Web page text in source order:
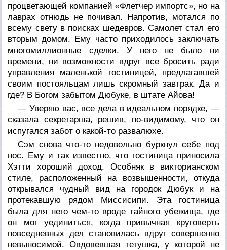
процветающей компанией «Флетчер импортс», но на
лаврах отнюдь не почивал. Напротив, мотался по
всему свету в поисках шедевров. Самолет стал его
вторым домом. Ему часто приходилось заключать
многомиллионные сделки. У него не было ни
времени, ни возможности вдруг все бросить ради
управления маленькой гостиницей, предлагавшей
своим постояльцам лишь скромный завтрак. Да и
где? В Богом забытом Дюбуке, в штате Айова!
— Уверяю вас, все дела в идеальном порядке, —
сказала секретарша, решив, по-видимому, что он
испугался забот о какой-то развалюхе.
Сэм снова что-то недовольно буркнул себе под
нос. Ему и так известно, что гостиница приносила
Хэтти хороший доход. Особняк в викторианском
стиле, расположенный на возвышенности, откуда
открывался чудный вид на городок Дюбук и на
протекавшую рядом Миссисипи. Эта гостиница
была для него чем-то вроде тайного убежища, где
он мог уединиться, когда привычная круговерть
повседневных дел становилась вдруг совершенно
невыносимой. Овдовевшая тетушка, у которой не